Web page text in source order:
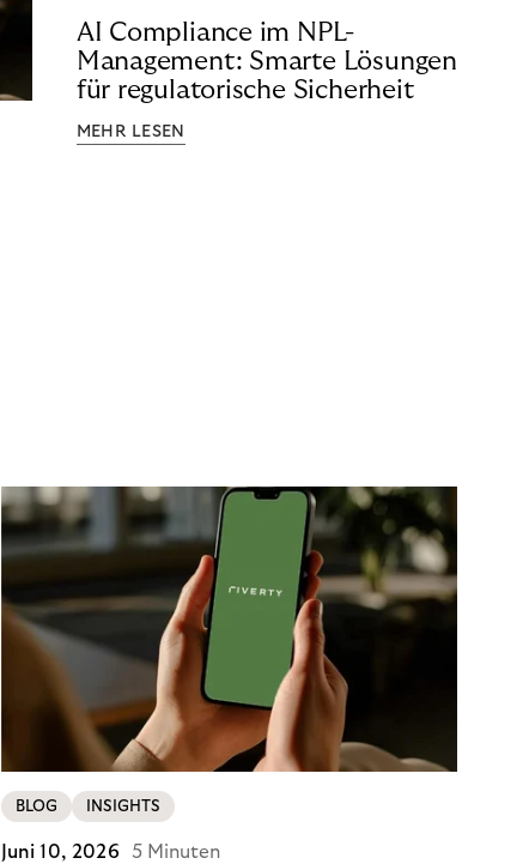
AI Compliance im NPL-
Management: Smarte Lösungen
für regulatorische Sicherheit
MEHR LESEN
BLOG INSIGHTS
Juni 10, 2026 5 Minuten